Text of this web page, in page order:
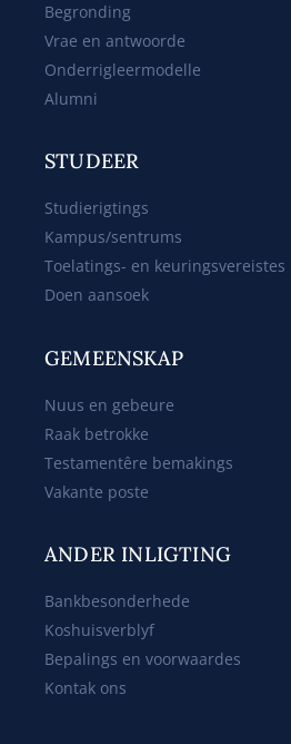
Begronding
Vrae en antwoorde
Onderrigleermodelle
Alumni
STUDEER
Studierigtings
Kampus/sentrums
Toelatings- en keuringsvereistes
Doen aansoek
GEMEENSKAP
Nuus en gebeure
Raak betrokke
Testamentêre bemakings
Vakante poste
ANDER INLIGTING
Bankbesonderhede
Koshuisverblyf
Bepalings en voorwaardes
Kontak ons